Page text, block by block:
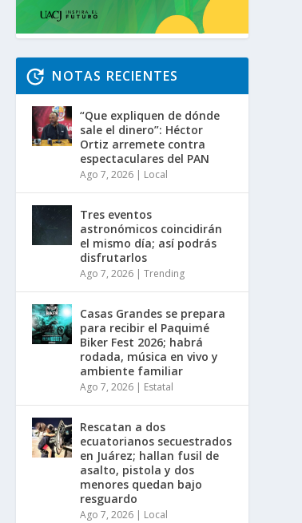
NOTAS RECIENTES
“Que expliquen de dónde
sale el dinero”: Héctor
Ortiz arremete contra
espectaculares del PAN
Ago 7, 2026 | Local
Tres eventos
astronómicos coincidirán
el mismo día; así podrás
disfrutarlos
Ago 7, 2026 |Trending
Casas Grandes se prepara
para recibir el Paquimé
Biker Fest 2026; habrá
rodada, música en vivo y
ambiente familiar
Ago 7, 2026 | Estatal
Rescatan a dos
ecuatorianos secuestrados
en Juárez; hallan fusil de
asalto, pistola y dos
menores quedan bajo
resguardo
Ago 7, 2026 | Local